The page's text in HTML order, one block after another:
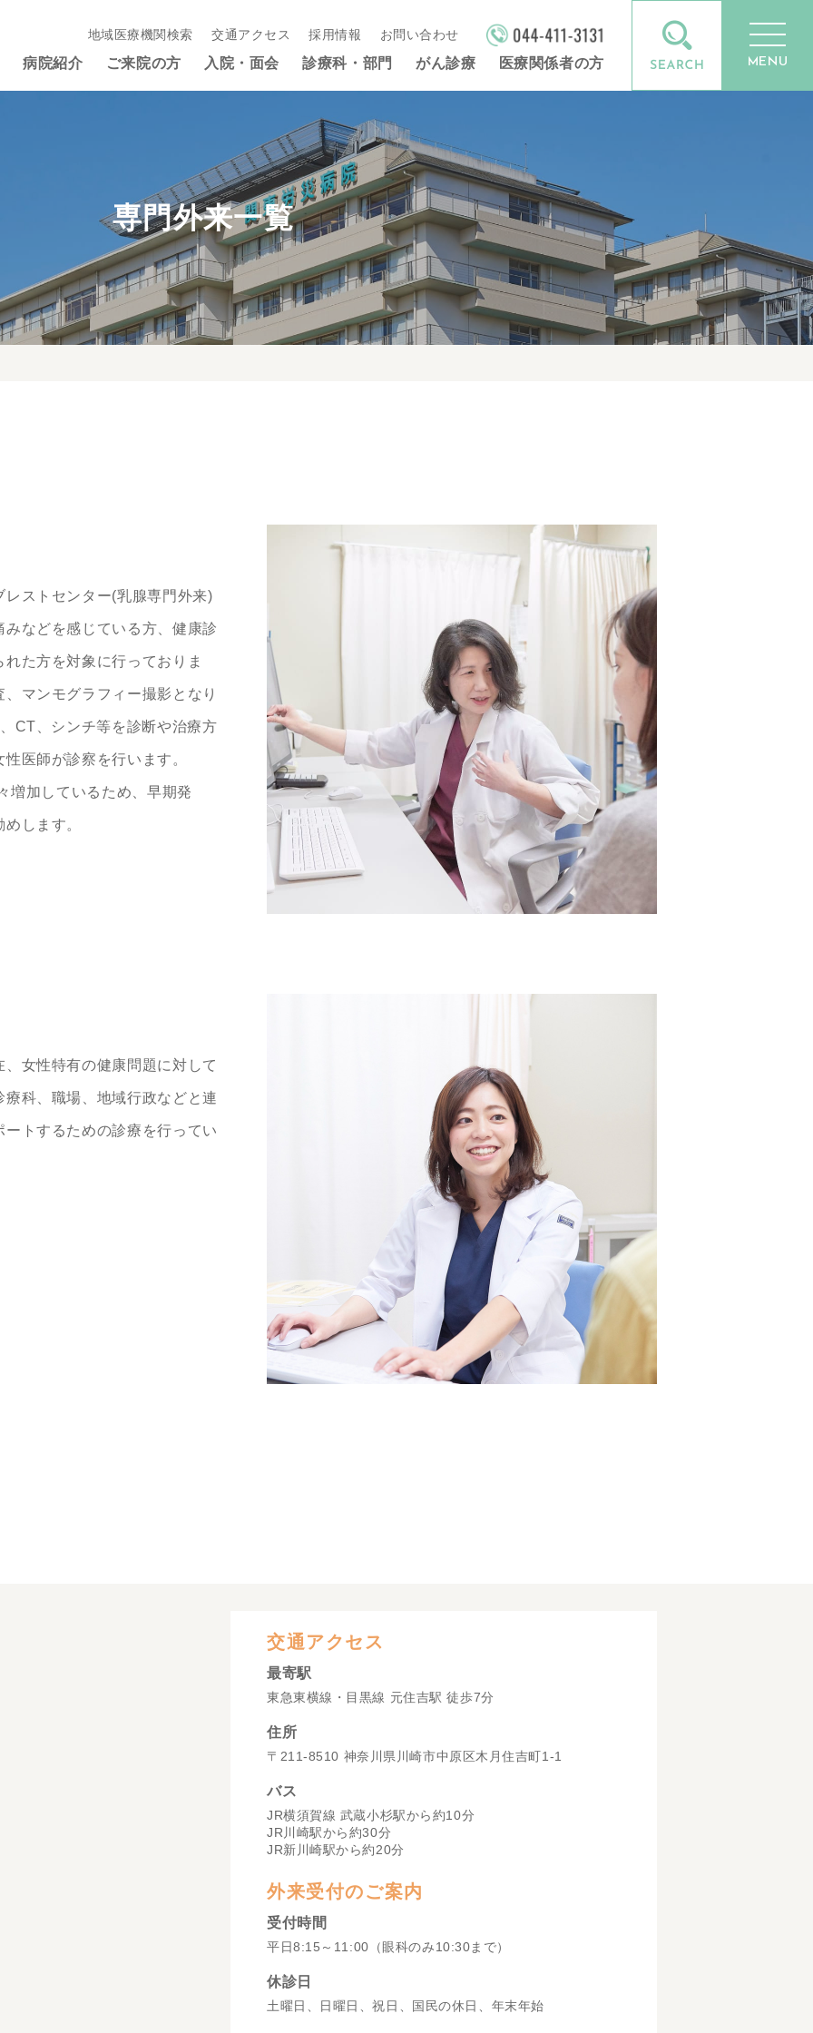
地域医療機関検索 交通アクセス 採用情報 お問い合わせ
病院紹介 ご来院の方 入院・面会 診療科・部門 がん診療 医療関係者の方 MENU
専門外来一覧
ストセンター(乳腺専門外来)
などを感じている方、健康診
た方を対象に行っておりま
マンモグラフィー撮影となり
CT、シンチ等を診断や治療方
医師が診察を行います。
増加しているため、早期発
します。
女性特有の健康問題に対して
科、職場、地域行政などと連
トするための診療を行ってい
交通アクセス
最寄駅
東急東横線・目黒線 元住吉駅 徒歩7分
住所
〒211-8510 神奈川県川崎市中原区木月住吉町1-1
バス
JR横須賀線 武蔵小杉駅から約10分
JR川崎駅から約30分
JR新川崎駅から約20分
外来受付のご案内
受付時間
平日8:15～11:00（眼科のみ10:30まで）
休診日
土曜日、日曜日、祝日、国民の休日、年末年始